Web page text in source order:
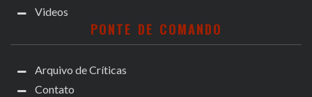
Videos
PONTE DE COMANDO
Arquivo de Críticas
Contato